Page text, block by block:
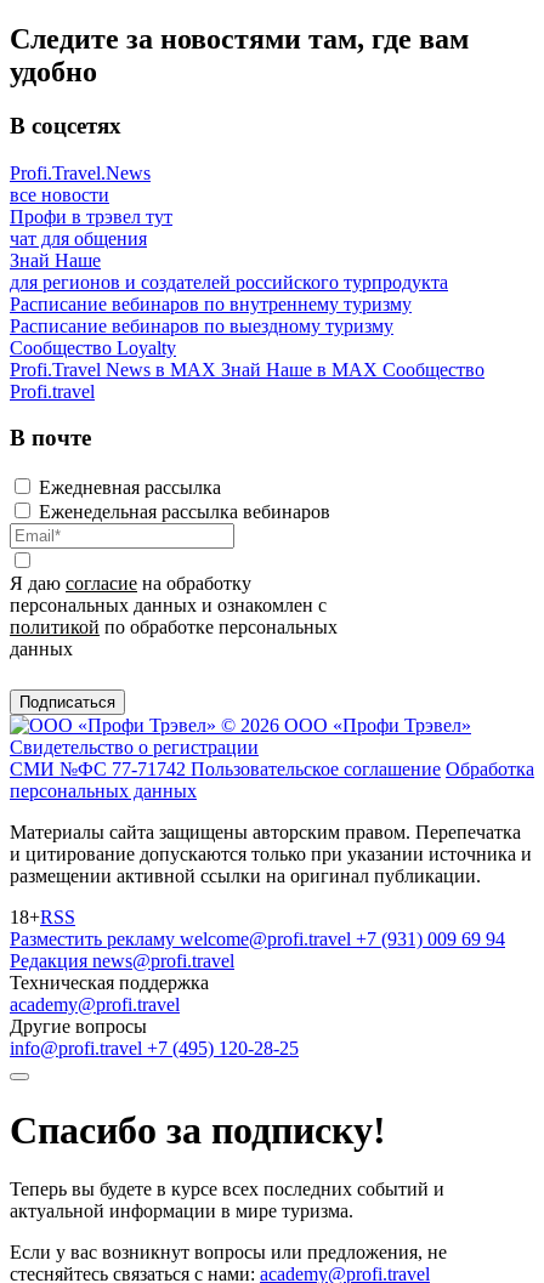
Следите за новостями там, где вам
удобно
В соцсетях
Profi.Travel.News
все новости
Профи в трэвел тут
чат для общения
Знай Наше
для регионов и создателей российского турпродукта
Расписание вебинаров по внутреннему туризму
Расписание вебинаров по выездному туризму
Сообщество Loyalty
Profi.Travel News в MAX Знай Наше в MAX Сообщество
Profi.travel
В почте
Ежедневная рассылка
Еженедельная рассылка вебинаров
Я даю согласие на обработку
персональных данных и ознакомлен с
политикой по обработке персональных
данных
Подписаться
© 2026 ООО «Профи Трэвeл»
Свидетельство о регистрации
СМИ №ФС 77-71742 Пользовательское соглашение Обработка
персональных данных
Материалы сайта защищены авторским правом. Перепечатка
и цитирование допускаются только при указании источника и
размещении активной ссылки на оригинал публикации.
18+RSS
Разместить рекламу welcome@profi.travel +7 (931) 009 69 94
Редакция news@profi.travel
Техническая поддержка
academy@profi.travel
Другие вопросы
info@profi.travel +7 (495) 120-28-25
Спасибо за подписку!
Теперь вы будете в курсе всех последних событий и
актуальной информации в мире туризма.
Если у вас возникнут вопросы или предложения, не
стесняйтесь связаться с нами: academy@profi.travel